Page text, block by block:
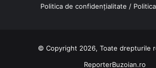
Politica de confidențialitate /
© Copyright 2026, Toate drepturile
ReporterBuzoian.ro